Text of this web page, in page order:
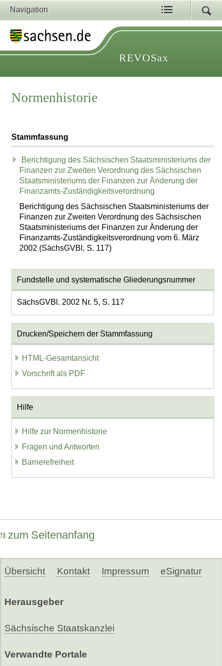
Navigation
REVOSax
Normenhistorie
Stammfassung
Berichtigung des Sächsischen Staatsministeriums der
Finanzen zur Zweiten Verordnung des Sächsischen
Staatsministeriums der Finanzen zur Änderung der
Finanzamts-Zuständigkeitsverordnung
Berichtigung des Sächsischen Staatsministeriums der
Finanzen zur Zweiten Verordnung des Sächsischen
Staatsministeriums der Finanzen zur Änderung der
Finanzamts-Zuständigkeitsverordnung vom 6. März
2002 (SächsGVBl. S. 117)
Fundstelle und systematische Gliederungsnummer
SächsGVBl. 2002 Nr. 5, S. 117
Drucken/Speichern der Stammfassung
HTML-Gesamtansicht
Vorschrift als PDF
Hilfe
Hilfe zur Normenhistorie
Fragen und Antworten
Barrierefreiheit
zum Seitenanfang
Übersicht Kontakt Impressum eSignatur
Herausgeber
Sächsische Staatskanzlei
Verwandte Portale